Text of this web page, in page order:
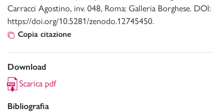
Carracci Agostino, inv. 048, Roma: Galleria Borghese. DOI:
https://doi.org/10.5281/zenodo.12745450.
Copia citazione
Download
Scarica pdf
Bibliografia